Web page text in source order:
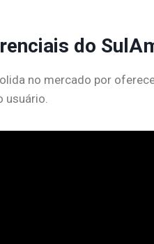
do
no mercado por
usuário.